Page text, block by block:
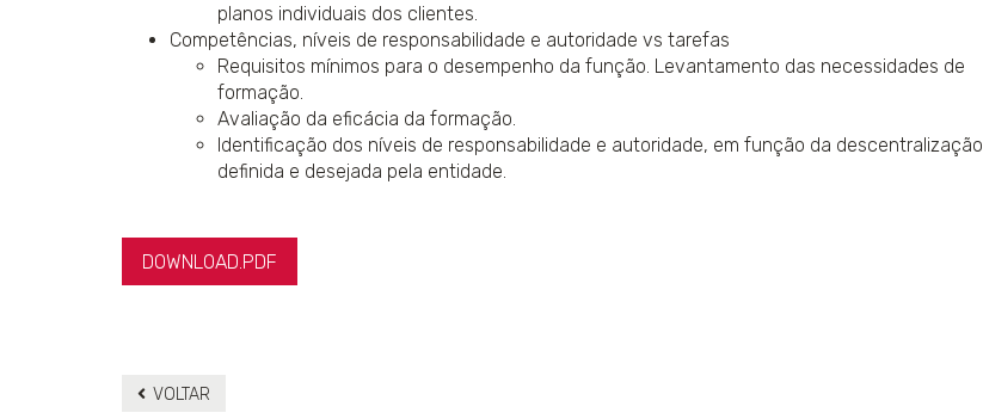
planos individuais dos clientes.
Competências, níveis de responsabilidade e autoridade vs tarefas
Requisitos mínimos para o desempenho da função. Levantamento das necessidades de
formação.
Avaliação da eficácia da formação.
Identificação dos níveis de responsabilidade e autoridade, em função da descentralização
definida e desejada pela entidade.
DOWNLOAD.PDF
VOLTAR